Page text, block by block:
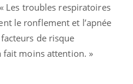
Les troubles respiratoires
le ronflement et l’apnée
de risque
fait moins attention. »